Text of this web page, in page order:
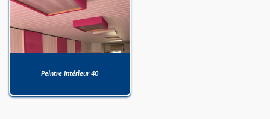
Peintre Intérieur 40